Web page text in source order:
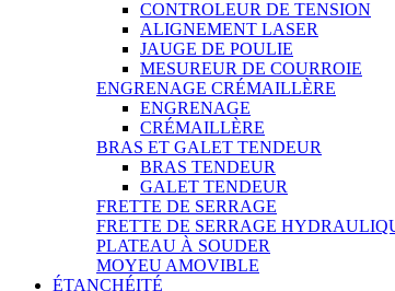
CONTROLEUR DE TENSION
ALIGNEMENT LASER
JAUGE DE POULIE
MESUREUR DE COURROIE
ENGRENAGE CRÉMAILLÈRE
ENGRENAGE
CRÉMAILLÈRE
BRAS ET GALET TENDEUR
BRAS TENDEUR
GALET TENDEUR
FRETTE DE SERRAGE
FRETTE DE SERRAGE
PLATEAU À SOUDER
MOYEU AMOVIBLE
ÉTANCHÉITÉ